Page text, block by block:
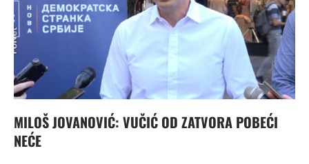
MILOŠ JOVANOVIĆ: VUČIĆ OD ZATVORA POBEĆI
NEĆE